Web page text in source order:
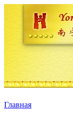
Главная